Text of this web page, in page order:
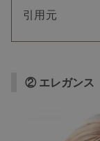
引用元
② エレガンス